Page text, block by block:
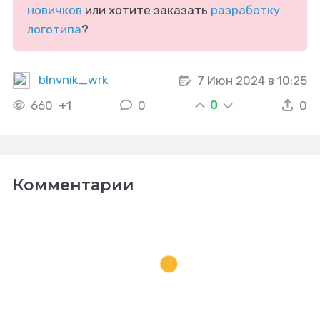
новичков или хотите заказать разработку
логотипа?
blnvnik_wrk
7 Июн 2024 в 10:25
660 +1 0 0 0
Комментарии